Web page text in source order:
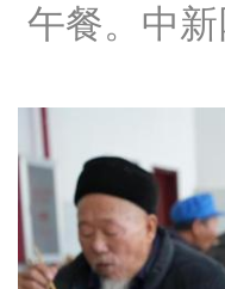
午餐。中